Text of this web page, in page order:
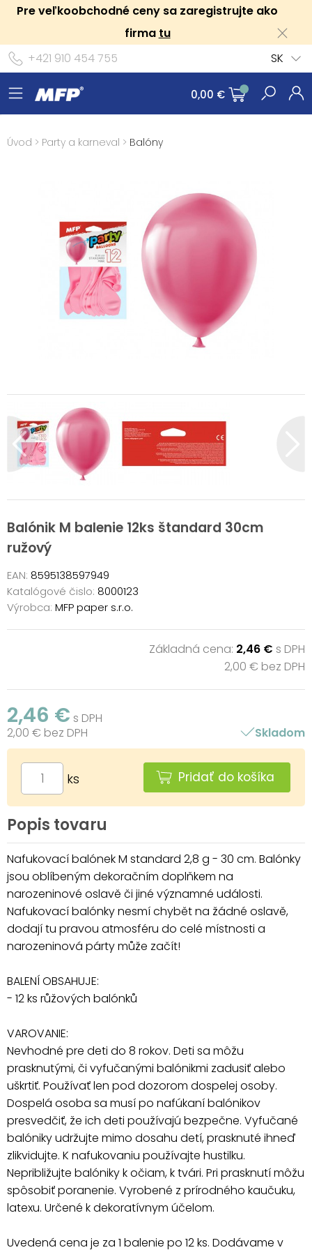
Pre veľkoobchodné ceny sa zaregistrujte ako
firma tu
+421 910 454 755
SK
0,00 €
Úvod > Party a karneval > Balóny
Balónik M balenie 12ks štandard 30cm
ružový
EAN: 8595138597949
Katalógové čislo: 8000123
Výrobca: MFP paper s.r.o.
Základná cena: 2,46 € s DPH
2,00 € bez DPH
2,46 € s DPH
2,00 € bez DPH
Skladom
ks Pridať do košíka
Popis tovaru
Nafukovací balónek M standard 2,8 g - 30 cm. Balónky
jsou oblíbeným dekoračním doplňkem na
narozeninové oslavě či jiné významné události.
Nafukovací balónky nesmí chybět na žádné oslavě,
dodají tu pravou atmosféru do celé místnosti a
narozeninová párty může začít!
BALENÍ OBSAHUJE:
- 12 ks růžových balónků
VAROVANIE:
Nevhodné pre deti do 8 rokov. Deti sa môžu
prasknutými, či vyfučanými balónikmi zadusiť alebo
uškrtiť. Používať len pod dozorom dospelej osoby.
Dospelá osoba sa musí po nafúkaní balónikov
presvedčiť, že ich deti používajú bezpečne. Vyfučané
balóniky udržujte mimo dosahu detí, prasknuté ihneď
zlikvidujte. K nafukovaniu používajte hustilku.
Nepribližujte balóniky k očiam, k tvári. Pri prasknutí môžu
spôsobiť poranenie. Vyrobené z prírodného kaučuku,
latexu. Určené k dekoratívnym účelom.
Uvedená cena je za 1 balenie po 12 ks. Dodávame v